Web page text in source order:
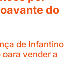
do
de Infantino
vender a